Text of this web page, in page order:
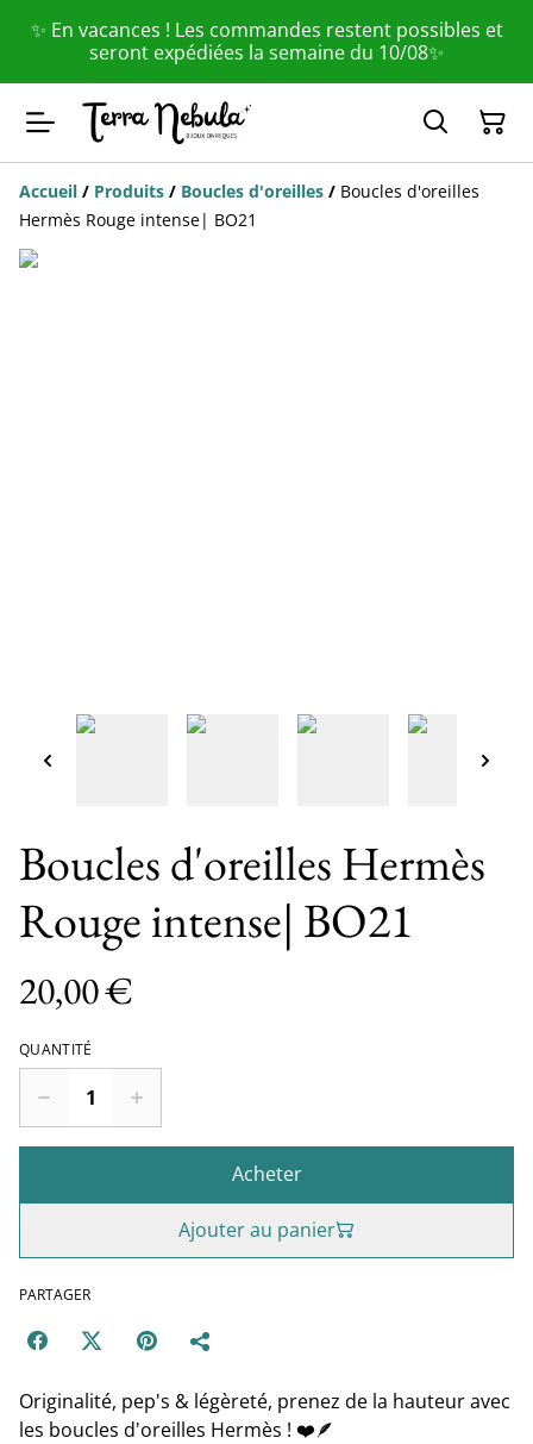
✨ En vacances ! Les commandes restent possibles et
seront expédiées la semaine du 10/08✨
Accueil / Produits / Boucles d'oreilles / Boucles d'oreilles
Hermès Rouge intense| BO21
Boucles d'oreilles Hermès
Rouge intense| BO21
20,00 €
QUANTITÉ
Acheter
Ajouter au panier
PARTAGER
Originalité, pep's & légèreté, prenez de la hauteur avec
les boucles d'oreilles Hermès ! ❤️🪶